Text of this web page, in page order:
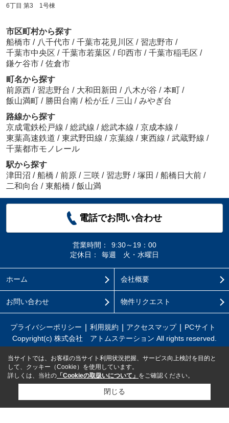
6丁目 第3 1号棟
市区町村から探す
船橋市 / 八千代市 / 千葉市花見川区 / 習志野市 /
千葉市中央区 / 千葉市若葉区 / 印西市 / 千葉市稲毛区 /
鎌ケ谷市 / 佐倉市
町名から探す
前原西 / 習志野台 / 大和田新田 / 八木が谷 / 本町 /
飯山満町 / 勝田台南 / 松が丘 / 三山 / みやぎ台
路線から探す
京成電鉄松戸線 / 総武線 / 総武本線 / 京成本線 /
東葉高速鉄道 / 東武野田線 / 京葉線 / 東西線 / 武蔵野線 /
千葉都市モノレール
駅から探す
津田沼 / 船橋 / 前原 / 三咲 / 習志野 / 塚田 / 船橋日大前 /
二和向台 / 東船橋 / 飯山満
電話でお問い合わせ
営業時間：
9:30～19：00
定休日：
毎週 火・水曜日
ホーム 会社概要
お問い合わせ 物件リクエスト
プライバシーポリシー 利用規約 アクセスマップ
PCサイト
Copyright(c) 株式会社 アトムステーション All rights reserved.
当サイトでは、お客様の当サイト利用状況把握、サービス向上検討を目的と
して、クッキー（Cookie）を使用しています。
詳しくは、当社の 「Cookieの取扱いについて」 をご確認ください。
閉じる